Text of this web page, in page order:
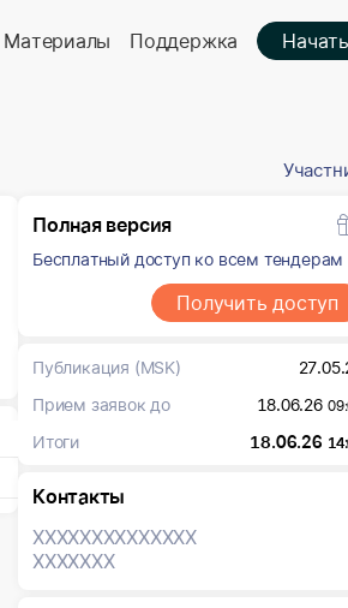
Материалы Поддержка
Полная версия
Бесплатный доступ ко всем тендерам
Получить доступ
Публикация (MSK)
Прием заявок до
18.06.26
Итоги 18.06.26
Контакты
XXXXXXXXXXXXXX
XXXXXXX